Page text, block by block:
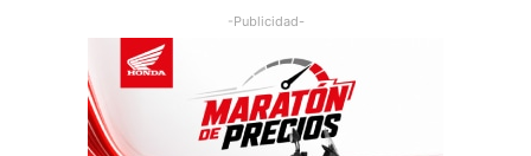
-Publicidad-